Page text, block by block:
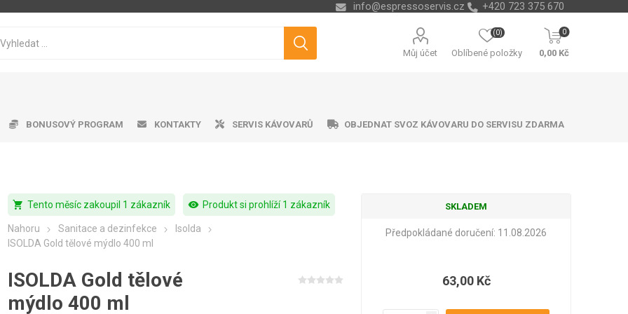
info@espressoservis.cz +420 723 375 670
Můj účet Oblíbené položky
(0) 0
0,00 Kč
pražená káva Značková káva
kávovary Pákové kávovary Vending
ke kávovarům Pěniče mléka Filtry na vodu
na vodu Výrobník mléčné pěny Odkapávací misky
professional Čistící prostředky Aplikační technika
Cukry Dárkové předměty
Philips Saeco Dr.Coffee Melitta Cleamen
BONUSOVÝ PROGRAM KONTAKTY SERVIS KÁVOVARŮ OBJEDNAT SVOZ KÁVOVARU DO SERVISU ZDARMA
shopping_cart Tento měsíc zakoupil 1 zákazník visibility Produkt si prohlíží 1 zákazník
Nahoru Sanitace a dezinfekce
Isolda
ISOLDA Gold tělové mýdlo 400 ml
ISOLDA Gold tělové
mýdlo 400 ml
SKLADEM
Předpokládané doručení: 11.08.2026
63,00 Kč